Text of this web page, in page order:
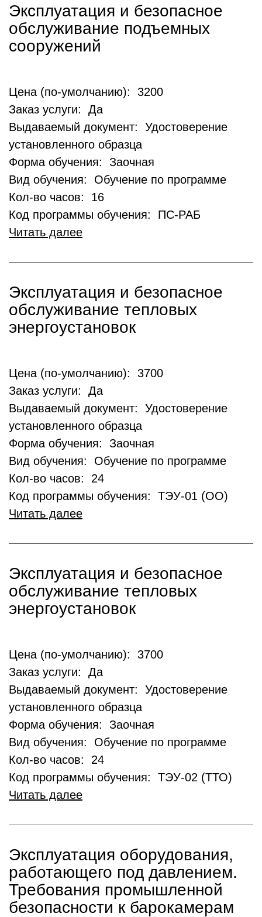
Эксплуатация и безопасное
обслуживание подъемных
сооружений
Цена (по-умолчанию): 3200
Заказ услуги: Да
Выдаваемый документ: Удостоверение
установленного образца
Форма обучения: Заочная
Вид обучения: Обучение по программе
Кол-во часов: 16
Код программы обучения: ПС-РАБ
Читать далее
Эксплуатация и безопасное
обслуживание тепловых
энергоустановок
Цена (по-умолчанию): 3700
Заказ услуги: Да
Выдаваемый документ: Удостоверение
установленного образца
Форма обучения: Заочная
Вид обучения: Обучение по программе
Кол-во часов: 24
Код программы обучения: ТЭУ-01 (ОО)
Читать далее
Эксплуатация и безопасное
обслуживание тепловых
энергоустановок
Цена (по-умолчанию): 3700
Заказ услуги: Да
Выдаваемый документ: Удостоверение
установленного образца
Форма обучения: Заочная
Вид обучения: Обучение по программе
Кол-во часов: 24
Код программы обучения: ТЭУ-02 (ТТО)
Читать далее
Эксплуатация оборудования,
работающего под давлением.
Требования промышленной
безопасности к барокамерам